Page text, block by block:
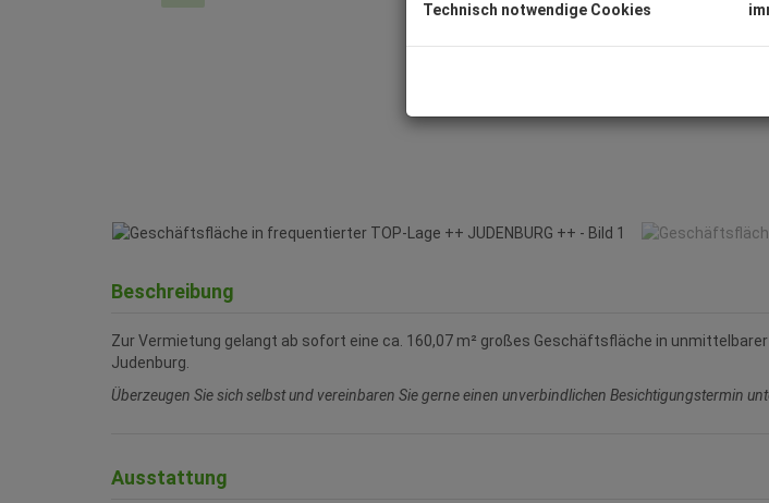
Beschreibung
Zur Vermietung gelangt ab sofort eine ca. 160,07 m² großes Geschäftsfläche in
Judenburg.
Überzeugen Sie sich selbst und vereinbaren Sie gerne einen unverbindlichen Besichtigungstermin
Ausstattung
Technisch notwendige Cookies